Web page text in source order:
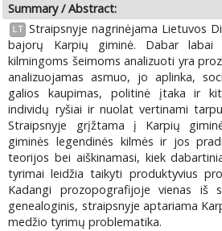
Summary / Abstract:
LT Straipsnyje nagrinėjama Lietuvos
bajorų Karpių giminė. Dabar labai
kilmingoms šeimoms analizuoti yra
analizuojamas asmuo, jo aplinka,
galios kaupimas, politinė įtaka ir
individų ryšiai ir nuolat vertinami
Straipsnyje grįžtama į Karpių
giminės legendinės kilmės ir jos
teorijos bei aiškinamasi, kiek
tyrimai leidžia taikyti produktyvius
Kadangi prozopografijoje vienas iš
genealoginis, straipsnyje aptariama
medžio tyrimų problematika.